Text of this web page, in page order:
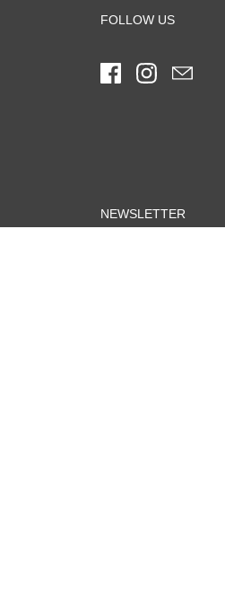
FOLLOW US
Facebook
Instagram
Email
NEWSLETTER